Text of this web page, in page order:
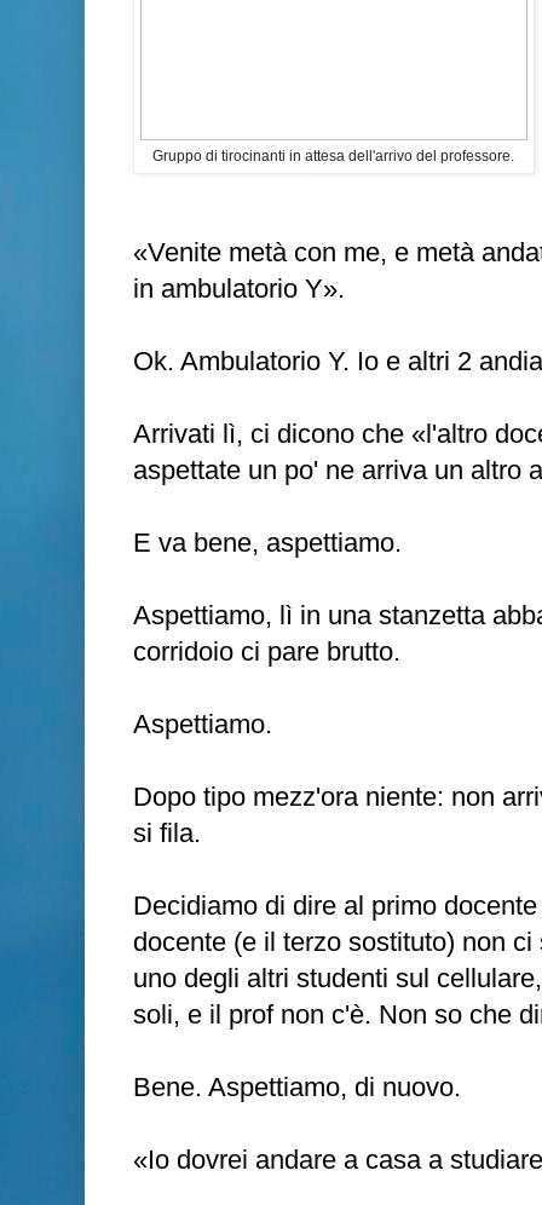
Gruppo di tirocinanti in attesa dell'arrivo del professore.
«Venite metà con me, e metà
in ambulatorio Y».
Ok. Ambulatorio Y. Io e altri 2
Arrivati lì, ci dicono che «l'altro
aspettate un po' ne arriva un altro
E va bene, aspettiamo.
Aspettiamo, lì in una stanzetta
corridoio ci pare brutto.
Aspettiamo.
Dopo tipo mezz'ora niente: non
si fila.
Decidiamo di dire al primo
docente (e il terzo sostituto) non
uno degli altri studenti sul
soli, e il prof non c'è. Non so che
Bene. Aspettiamo, di nuovo.
«Io dovrei andare a casa a